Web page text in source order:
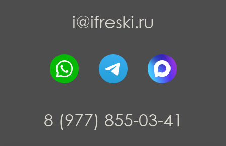
i@ifreski.ru
8 (977) 855-03-41